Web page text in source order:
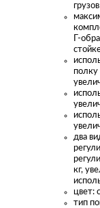
Г-
полку
два
кг,
цвет:
тип